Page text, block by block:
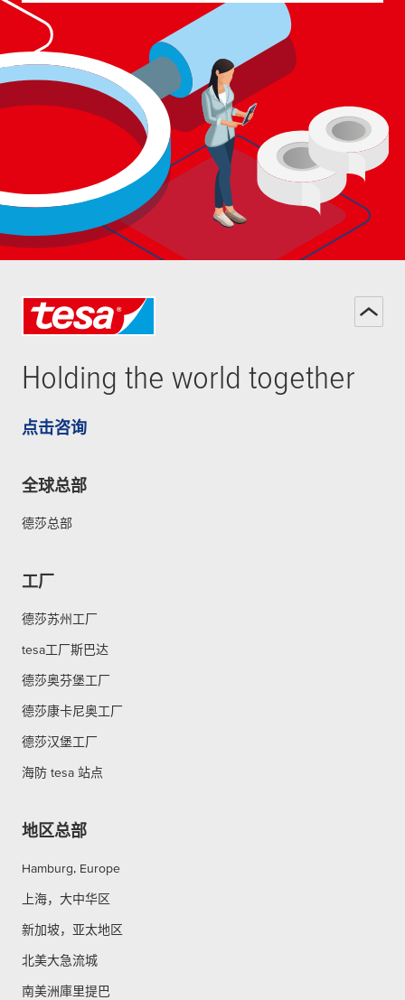
Holding the world together
点击咨询
全球总部
德莎总部
工厂
德莎苏州工厂
tesa工厂斯巴达
德莎奥芬堡工厂
德莎康卡尼奥工厂
德莎汉堡工厂
海防 tesa 站点
地区总部
Hamburg, Europe
上海，大中华区
新加坡，亚太地区
北美大急流城
南美洲庫里提巴